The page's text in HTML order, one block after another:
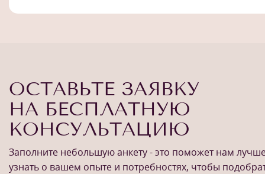
ОСТАВЬТЕ ЗАЯВКУ
НА БЕСПЛАТНУЮ
КОНСУЛЬТАЦИЮ
Заполните небольшую анкету - это поможет нам
узнать о вашем опыте и потребностях, чтобы